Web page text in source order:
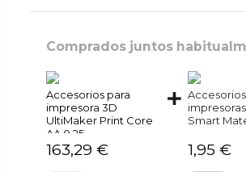
Comprados juntos
Accesorios para
impresora 3D
UltiMaker Print Core
AA 0.25
163,29 €
Smart
1,95 €